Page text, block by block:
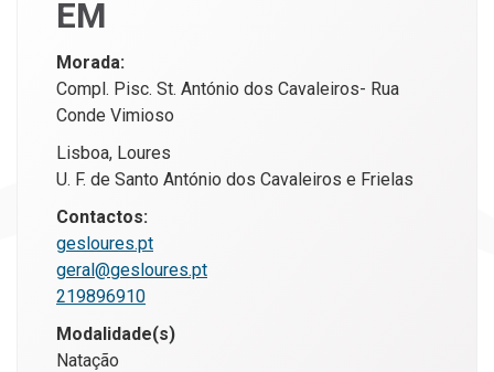
EM
Morada:
Compl. Pisc. St. António dos Cavaleiros- Rua
Conde Vimioso
Lisboa, Loures
U. F. de Santo António dos Cavaleiros e Frielas
Contactos:
gesloures.pt
geral@gesloures.pt
219896910
Modalidade(s)
Natação